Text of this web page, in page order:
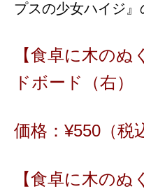
プスの少女ハイジ』
【食卓に木の
ドボード（右）
価格：¥550 （税
【食卓に木の